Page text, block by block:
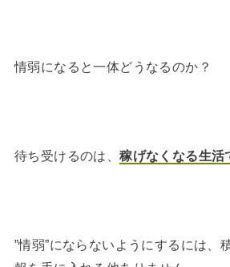
情弱になると一体どうなるのか？
待ち受けるのは、稼げなくなる生活
”情弱”にならないようにするには、